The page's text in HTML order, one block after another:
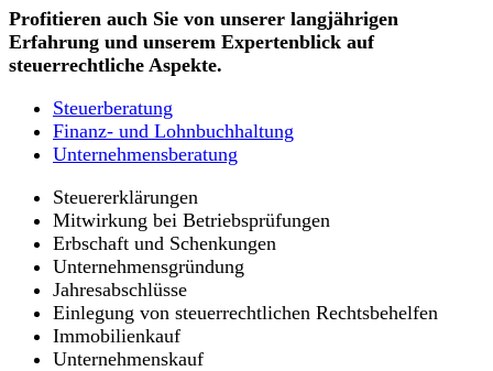
Profitieren auch Sie von unserer langjährigen
Erfahrung und unserem Expertenblick auf
steuerrechtliche Aspekte.
Steuerberatung
Finanz- und Lohnbuchhaltung
Unternehmensberatung
Steuererklärungen
Mitwirkung bei Betriebsprüfungen
Erbschaft und Schenkungen
Unternehmensgründung
Jahresabschlüsse
Einlegung von steuerrechtlichen Rechtsbehelfen
Immobilienkauf
Unternehmenskauf